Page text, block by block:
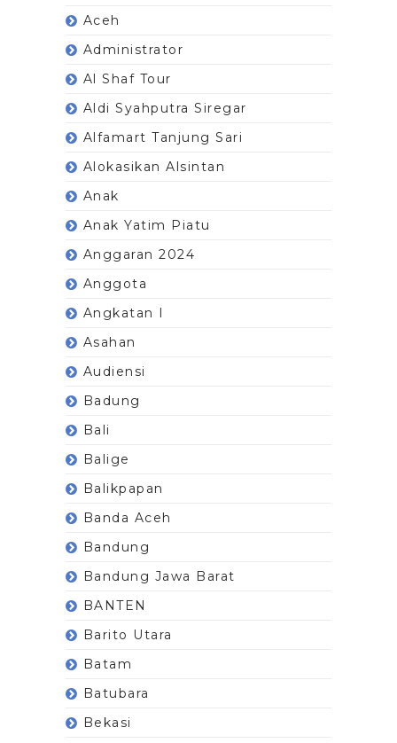
Aceh
Administrator
Al Shaf Tour
Aldi Syahputra Siregar
Alfamart Tanjung Sari
Alokasikan Alsintan
Anak
Anak Yatim Piatu
Anggaran 2024
Anggota
Angkatan I
Asahan
Audiensi
Badung
Bali
Balige
Balikpapan
Banda Aceh
Bandung
Bandung Jawa Barat
BANTEN
Barito Utara
Batam
Batubara
Bekasi